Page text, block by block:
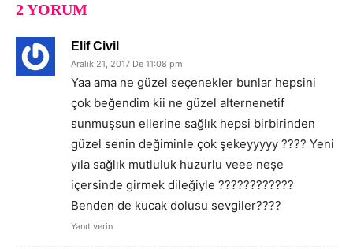
2 YORUM
Elif Civil
Aralık 21, 2017 De 11:08 pm
Yaa ama ne güzel seçenekler bunlar hepsini
çok beğendim kii ne güzel alternenetif
sunmuşsun ellerine sağlık hepsi birbirinden
güzel senin değiminle çok şekeyyyyy ???? Yeni
yıla sağlık mutluluk huzurlu veee neşe
içersinde girmek dileğiyle ????????????
Benden de kucak dolusu sevgiler????
Yanıt verin